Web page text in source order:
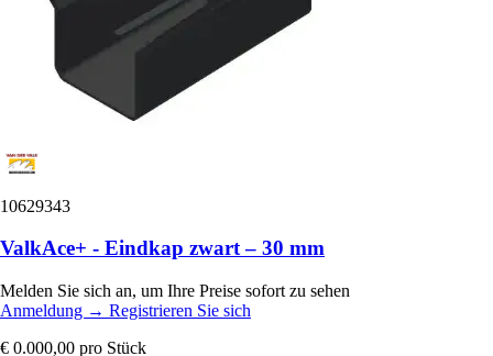
10629343
ValkAce+ - Eindkap zwart – 30 mm
Melden Sie sich an, um Ihre Preise sofort zu sehen
Anmeldung → Registrieren Sie sich
€ 0.000,00 pro Stück